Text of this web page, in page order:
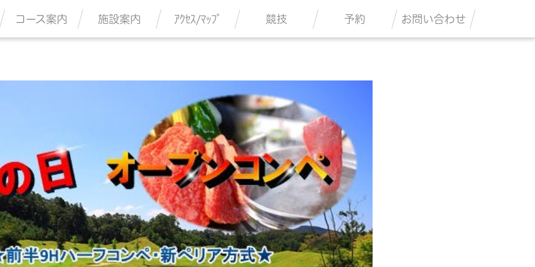
コース案内 施設案内 ｱｸｾｽ/ﾏｯﾌﾟ 競技 予約 お問い合わせ